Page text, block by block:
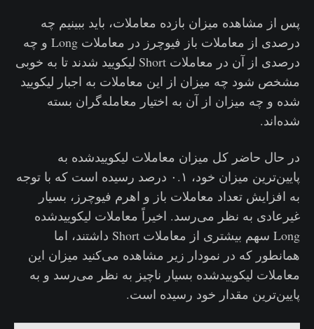
پس از مشاهده میزان بازده معاملات، باید ببینیم چه
درصدی از معاملات باز فیوچرز در معاملات Long و چه
درصدی از آن در معاملات Short لیکویید شدند تا به خوبی
مشخص شود چه میزان از این معاملات به اجبار لیکویید
شده و چه میزان از آن به اختیار معامله‌گران بسته
شده‌اند.
در حال حاضر کل میزان معاملات لیکوییدشده به
پایین‌ترین میزان خود، ۰.۱ درصد رسیده است که با توجه
به افزایش تعداد معاملات باز و اهرم فیوچرز، بسیار
غیرعادی به نظر می‌رسد. اخیراً معاملات لیکوییدشده
Long سهم بیشتری از معاملات Short داشتند، اما
همانطور که در نمودار زیر مشاهده می‌کنید میزان این
معاملات لیکوییدشده بسیار ناچیز به نظر می‌رسد و به
پایین‌‌ترین مقدار خود رسیده است.